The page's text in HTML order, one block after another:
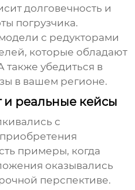
долговечность и
погрузчика.
с редукторами
которые обладают
убедиться в
в вашем регионе.
и реальные кейсы
с
примеры, когда
оказывались
перспективе.